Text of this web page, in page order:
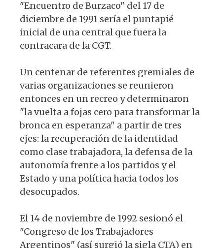
"Encuentro de Burzaco" del 17 de
diciembre de 1991 sería el puntapié
inicial de una central que fuera la
contracara de la CGT.
Un centenar de referentes gremiales de
varias organizaciones se reunieron
entonces en un recreo y determinaron
"la vuelta a fojas cero para transformar la
bronca en esperanza" a partir de tres
ejes: la recuperación de la identidad
como clase trabajadora, la defensa de la
autonomía frente a los partidos y el
Estado y una política hacia todos los
desocupados.
El 14 de noviembre de 1992 sesionó el
"Congreso de los Trabajadores
Argentinos" (así surgió la sigla CTA) en